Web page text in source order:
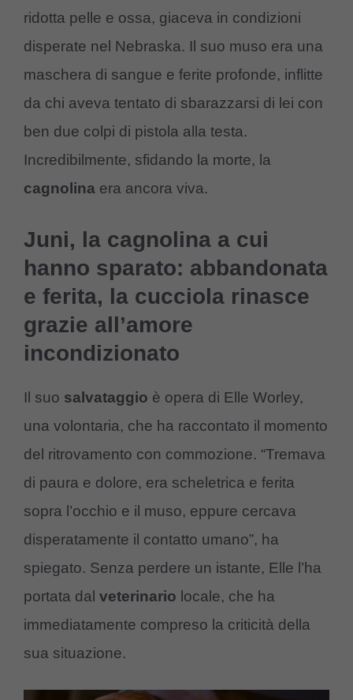
ridotta pelle e ossa, giaceva in condizioni
disperate nel Nebraska. Il suo muso era una
maschera di sangue e ferite profonde, inflitte
da chi aveva tentato di sbarazzarsi di lei con
ben due colpi di pistola alla testa.
Incredibilmente, sfidando la morte, la
cagnolina era ancora viva.
Juni, la cagnolina a cui
hanno sparato: abbandonata
e ferita, la cucciola rinasce
grazie all’amore
incondizionato
Il suo salvataggio è opera di Elle Worley,
una volontaria, che ha raccontato il momento
del ritrovamento con commozione. “Tremava
di paura e dolore, era scheletrica e ferita
sopra l’occhio e il muso, eppure cercava
disperatamente il contatto umano”, ha
spiegato. Senza perdere un istante, Elle l’ha
portata dal veterinario locale, che ha
immediatamente compreso la criticità della
sua situazione.